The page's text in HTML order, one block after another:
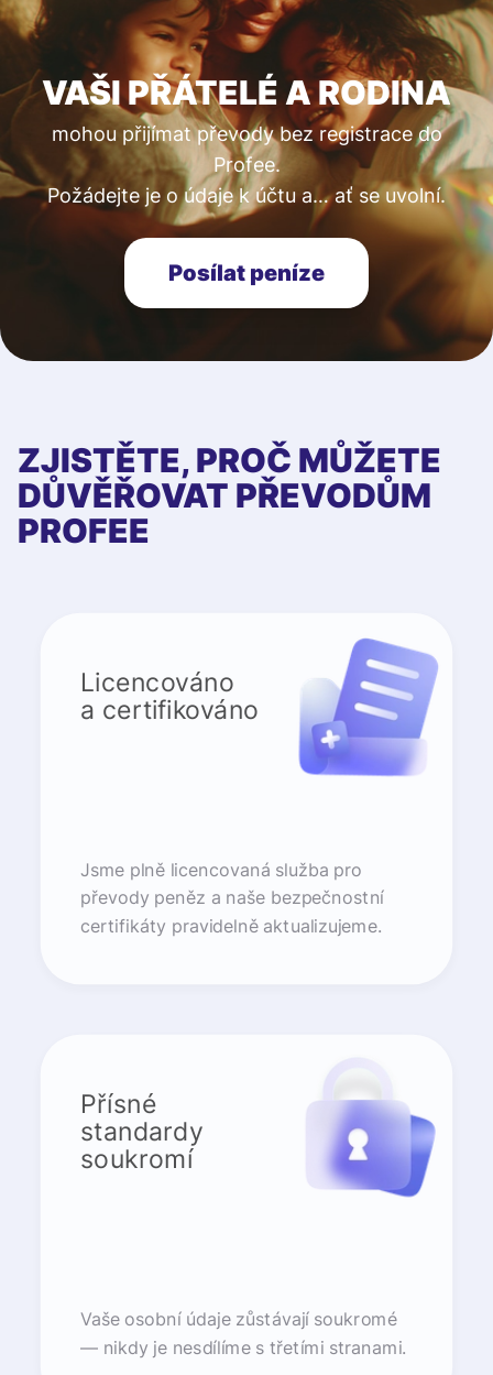
VAŠI PŘÁTELÉ A RODINA
mohou přijímat převody bez registrace do
Profee.
Požádejte je o údaje k účtu a… ať se uvolní.
Posílat peníze
ZJISTĚTE, PROČ MŮŽETE
DŮVĚŘOVAT PŘEVODŮM
PROFEE
Licencováno
a certifikováno
Jsme plně licencovaná služba pro
převody peněz a naše bezpečnostní
certifikáty pravidelně aktualizujeme.
Přísné
standardy
soukromí
Vaše osobní údaje zůstávají soukromé
— nikdy je nesdílíme s třetími stranami.